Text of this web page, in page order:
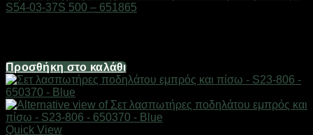
S54-03-37S 500 – 651865
Προσθήκη στο καλάθι
Quick View